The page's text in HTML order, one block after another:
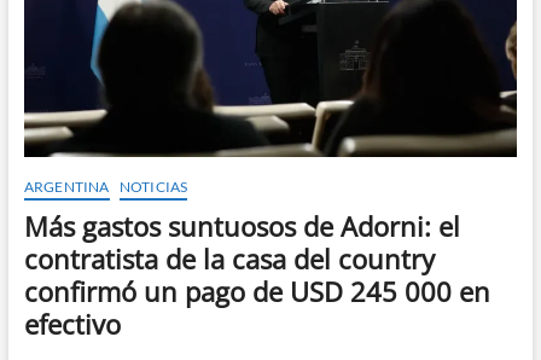
ARGENTINA NOTICIAS
Más gastos suntuosos de Adorni: el
contratista de la casa del country
confirmó un pago de USD 245 000 en
efectivo